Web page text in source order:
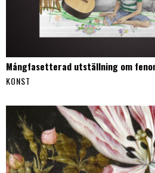
Mångfasetterad utställning om
KONST